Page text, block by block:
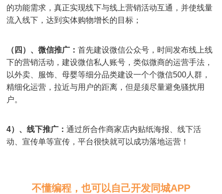
的功能需求，真正实现线下与线上营销活动互通，并使线量
流入线下，达到实体购物增长的目标；
（四）、微信推广： 首先建设微信公众号，时间发布线上线
下的营销活动，建设微信私人账号，类似微商的运营手法，
以外卖、服饰、母婴等细分品类建设一个个微信500人群，
精细化运营，拉近与用户的距离，但是须尽量避免骚扰用
户。
4）、线下推广： 通过所合作商家店内贴纸海报、线下活
动、宣传单等宣传，平台很快就可以成功落地运营！
不懂编程，也可以自己开发同城APP